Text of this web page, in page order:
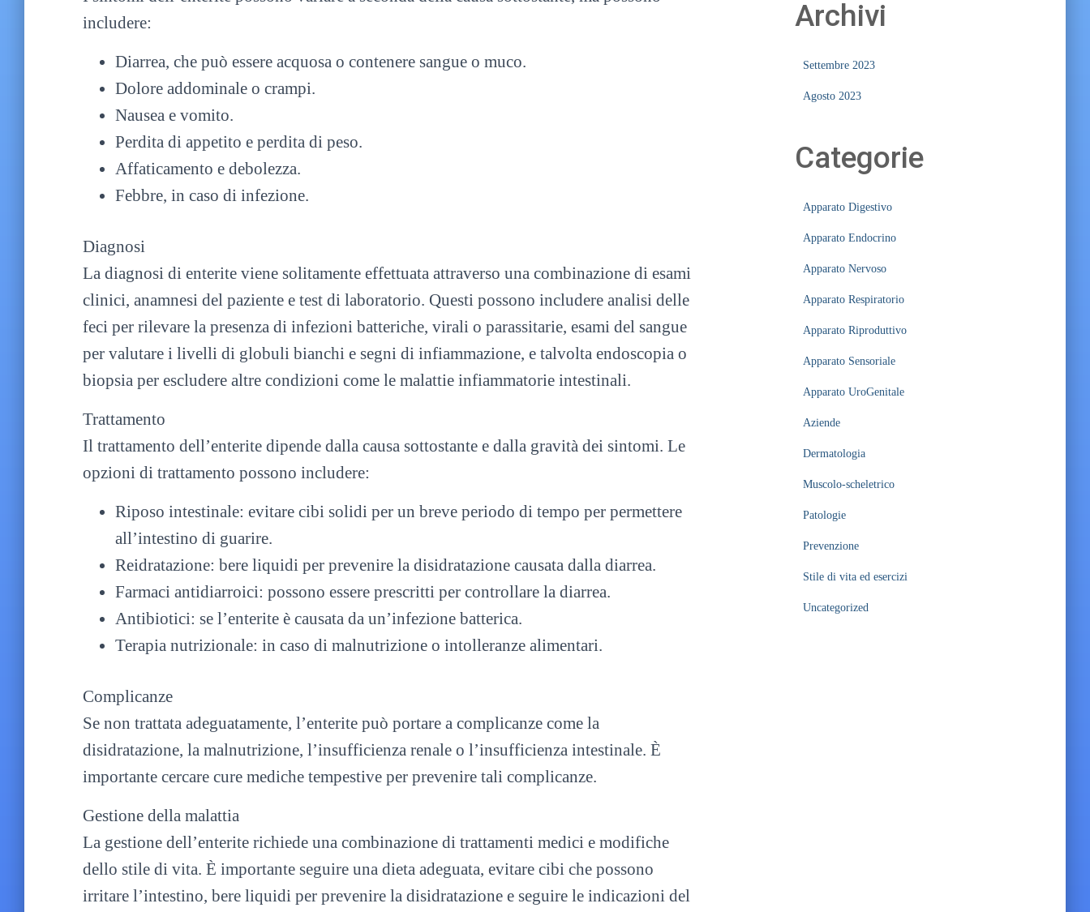
includere:
Diarrea, che può essere acquosa o contenere sangue o muco.
Dolore addominale o crampi.
Nausea e vomito.
Perdita di appetito e perdita di peso.
Affaticamento e debolezza.
Febbre, in caso di infezione.
Diagnosi
La diagnosi di enterite viene solitamente effettuata attraverso una combinazione di esami
clinici, anamnesi del paziente e test di laboratorio. Questi possono includere analisi delle
feci per rilevare la presenza di infezioni batteriche, virali o parassitarie, esami del sangue
per valutare i livelli di globuli bianchi e segni di infiammazione, e talvolta endoscopia o
biopsia per escludere altre condizioni come le malattie infiammatorie intestinali.
Trattamento
Il trattamento dell’enterite dipende dalla causa sottostante e dalla gravità dei sintomi. Le
opzioni di trattamento possono includere:
Riposo intestinale: evitare cibi solidi per un breve periodo di tempo per permettere
all’intestino di guarire.
Reidratazione: bere liquidi per prevenire la disidratazione causata dalla diarrea.
Farmaci antidiarroici: possono essere prescritti per controllare la diarrea.
Antibiotici: se l’enterite è causata da un’infezione batterica.
Terapia nutrizionale: in caso di malnutrizione o intolleranze alimentari.
Complicanze
Se non trattata adeguatamente, l’enterite può portare a complicanze come la
disidratazione, la malnutrizione, l’insufficienza renale o l’insufficienza intestinale. È
importante cercare cure mediche tempestive per prevenire tali complicanze.
Gestione della malattia
La gestione dell’enterite richiede una combinazione di trattamenti medici e modifiche
dello stile di vita. È importante seguire una dieta adeguata, evitare cibi che possono
irritare l’intestino, bere liquidi per prevenire la disidratazione e seguire le indicazioni del
Archivi
Settembre 2023
Agosto 2023
Categorie
Apparato Digestivo
Apparato Endocrino
Apparato Nervoso
Apparato Respiratorio
Apparato Riproduttivo
Apparato Sensoriale
Apparato UroGenitale
Aziende
Dermatologia
Muscolo-scheletrico
Patologie
Prevenzione
Stile di vita ed esercizi
Uncategorized